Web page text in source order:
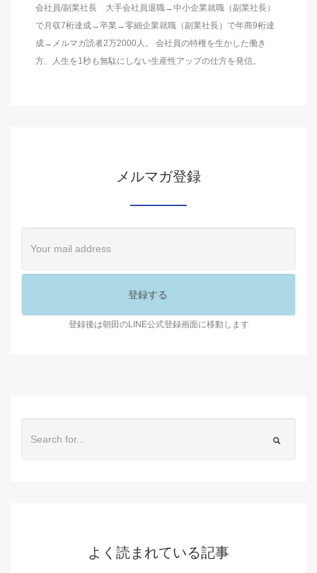
会社員/副業社長 大手会社員退職→中小企業就職（副業社長）
で月収7桁達成→卒業→零細企業就職（副業社長）で年商9桁達
成→メルマガ読者2万2000人。 会社員の特権を生かした働き
方、人生を1秒も無駄にしない生産性アップの仕方を発信。
メルマガ登録
登録後は朝田のLINE公式登録画面に移動します
よく読まれている記事